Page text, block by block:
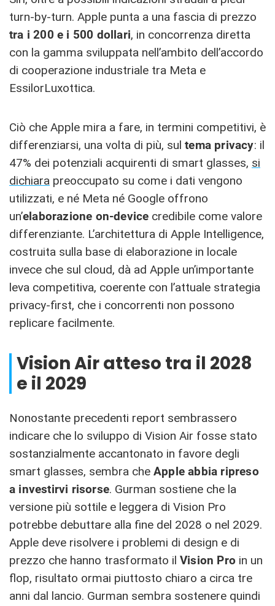
turn-by-turn. Apple punta a una fascia di prezzo
tra i 200 e i 500 dollari, in concorrenza diretta
con la gamma sviluppata nell’ambito dell’accordo
di cooperazione industriale tra Meta e
EssilorLuxottica.
Ciò che Apple mira a fare, in termini competitivi, è
differenziarsi, una volta di più, sul tema privacy: il
47% dei potenziali acquirenti di smart glasses, si
dichiara preoccupato su come i dati vengono
utilizzati, e né Meta né Google offrono
un’elaborazione on-device credibile come valore
differenziante. L’architettura di Apple Intelligence,
costruita sulla base di elaborazione in locale
invece che sul cloud, dà ad Apple un’importante
leva competitiva, coerente con l’attuale strategia
privacy-first, che i concorrenti non possono
replicare facilmente.
Vision Air atteso tra il 2028
e il 2029
Nonostante precedenti report sembrassero
indicare che lo sviluppo di Vision Air fosse stato
sostanzialmente accantonato in favore degli
smart glasses, sembra che Apple abbia ripreso
a investirvi risorse. Gurman sostiene che la
versione più sottile e leggera di Vision Pro
potrebbe debuttare alla fine del 2028 o nel 2029.
Apple deve risolvere i problemi di design e di
prezzo che hanno trasformato il Vision Pro in un
flop, risultato ormai piuttosto chiaro a circa tre
anni dal lancio. Gurman sembra sostenere quindi